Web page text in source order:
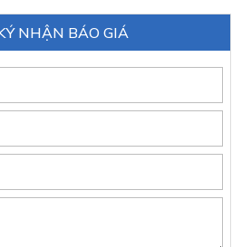
NHẬN BÁO GIÁ